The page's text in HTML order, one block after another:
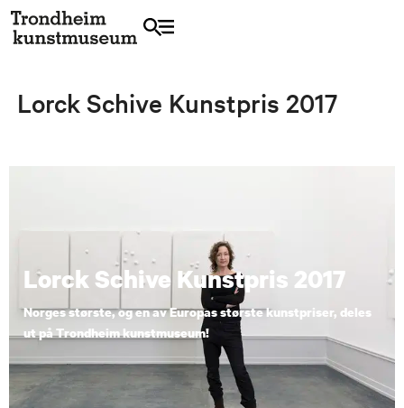
Lorck Schive Kunstpris 2017
Lorck Schive Kunstpris 2017
Norges største, og en av Europas største kunstpriser, deles
ut på Trondheim kunstmuseum!